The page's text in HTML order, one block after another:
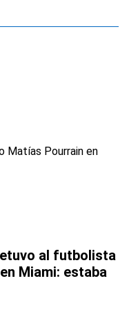
al futbolista
Miami: estaba